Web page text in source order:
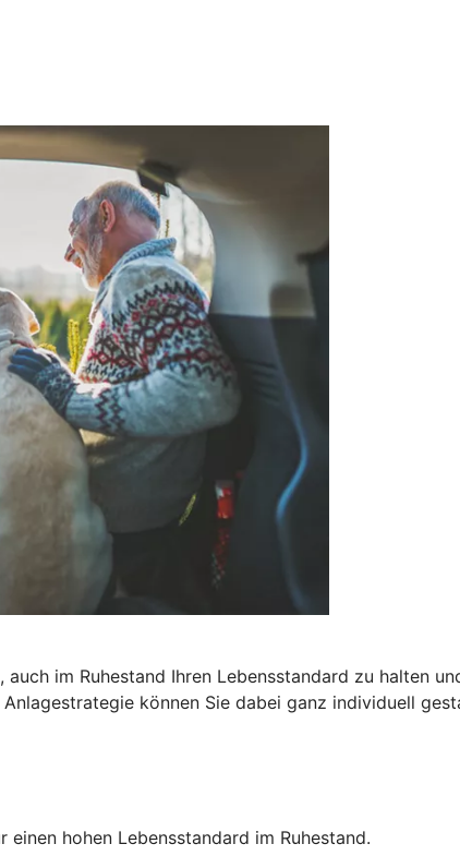
im Ruhestand Ihren Lebensstandard zu halten
können Sie dabei ganz individuell
hohen Lebensstandard im Ruhestand.